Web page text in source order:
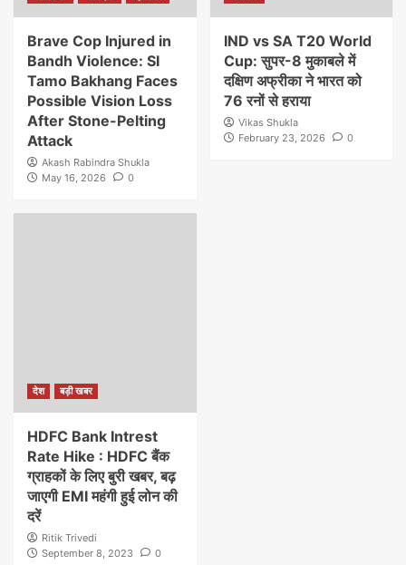
Brave Cop Injured in
Bandh Violence: SI
Tamo Bakhang Faces
Possible Vision Loss
After Stone-Pelting
Attack
Akash Rabindra Shukla
May 16, 2026
0
IND vs SA T20 World
Cup: सुपर-8 मुकाबले में
दक्षिण अफ्रीका ने भारत को
76 रनों से हराया
Vikas Shukla
February 23, 2026
0
देश बड़ी खबर
HDFC Bank Intrest
Rate Hike : HDFC बैंक
ग्राहकों के लिए बुरी खबर, बढ़
जाएगी EMI महंगी हुई लोन की
दरें
Ritik Trivedi
September 8, 2023
0